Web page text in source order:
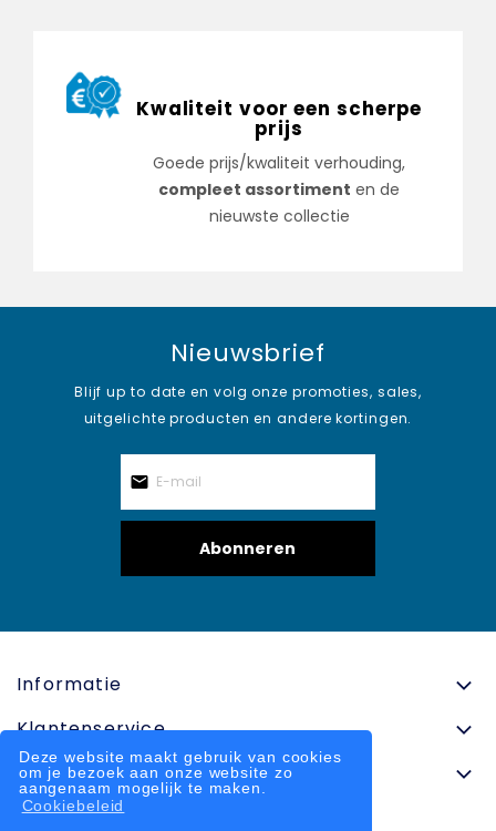
Deze website maakt gebruik van cookies
om je bezoek aan onze website zo
aangenaam mogelijk te maken.
Cookiebeleid
Kwaliteit voor een scherpe
prijs
Goede prijs/kwaliteit verhouding,
compleet assortiment en de
nieuwste collectie
Nieuwsbrief
Blijf up to date en volg onze promoties, sales,
uitgelichte producten en andere kortingen.
Abonneren
Informatie
Klantenservice
Contactinformatie